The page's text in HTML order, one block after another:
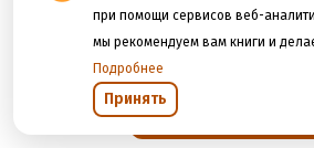
при помощи сервисов веб-
мы рекомендуем вам книги и
Подробнее
Принять
Мы принимаем к оплате
Открыть в